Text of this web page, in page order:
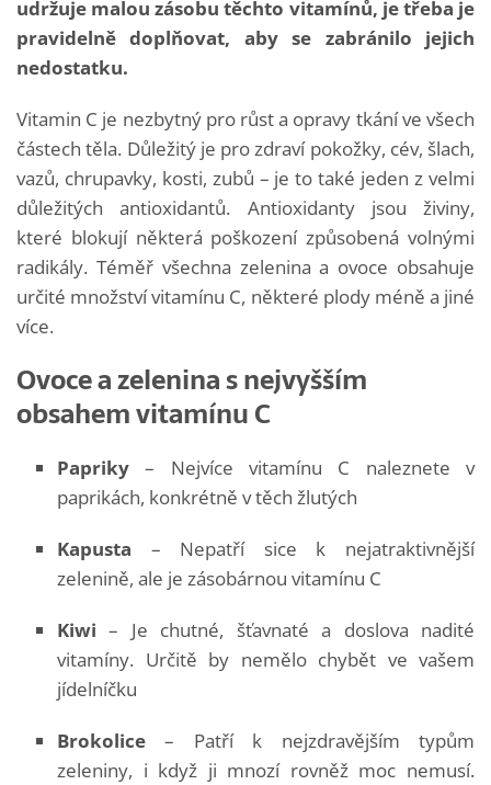
udržuje malou zásobu těchto vitamínů, je třeba je
pravidelně doplňovat, aby se zabránilo jejich
nedostatku.
Vitamin C je nezbytný pro růst a opravy tkání ve všech
částech těla. Důležitý je pro zdraví pokožky, cév, šlach,
vazů, chrupavky, kosti, zubů – je to také jeden z velmi
důležitých antioxidantů. Antioxidanty jsou živiny,
které blokují některá poškození způsobená volnými
radikály. Téměř všechna zelenina a ovoce obsahuje
určité množství vitamínu C, některé plody méně a jiné
více.
Ovoce a zelenina s nejvyšším
obsahem vitamínu C
Papriky – Nejvíce vitamínu C naleznete v
paprikách, konkrétně v těch žlutých
Kapusta – Nepatří sice k nejatraktivnější
zelenině, ale je zásobárnou vitamínu C
Kiwi – Je chutné, šťavnaté a doslova nadité
vitamíny. Určitě by nemělo chybět ve vašem
jídelníčku
Brokolice – Patří k nejzdravějším typům
zeleniny, i když ji mnozí rovněž moc nemusí.